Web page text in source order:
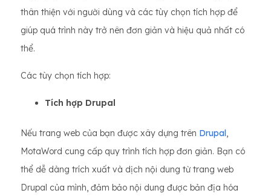
thân thiện với người dùng và các tùy chọn tích hợp để
giúp quá trình này trở nên đơn giản và hiệu quả nhất có
thể.
Các tùy chọn tích hợp:
Tích hợp Drupal
Nếu trang web của bạn được xây dựng trên Drupal,
MotaWord cung cấp quy trình tích hợp đơn giản. Bạn có
thể dễ dàng trích xuất và dịch nội dung từ trang web
Drupal của mình, đảm bảo nội dung được bản địa hóa